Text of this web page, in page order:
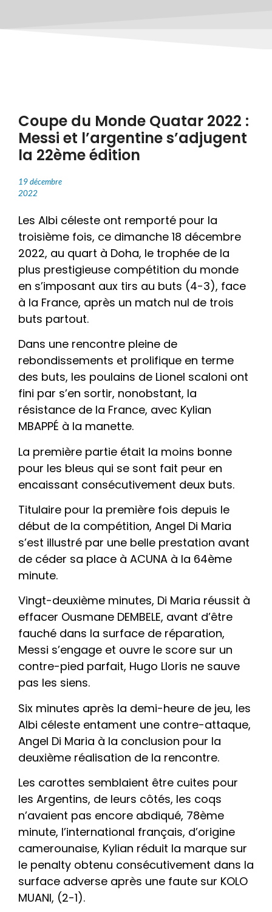
Coupe du Monde Quatar 2022 :
Messi et l’argentine s’adjugent
la 22ème édition
19 décembre
2022
Les Albi céleste ont remporté pour la
troisième fois, ce dimanche 18 décembre
2022, au quart à Doha, le trophée de la
plus prestigieuse compétition du monde
en s’imposant aux tirs au buts (4-3), face
à la France, après un match nul de trois
buts partout.
Dans une rencontre pleine de
rebondissements et prolifique en terme
des buts, les poulains de Lionel scaloni ont
fini par s’en sortir, nonobstant, la
résistance de la France, avec Kylian
MBAPPÉ à la manette.
La première partie était la moins bonne
pour les bleus qui se sont fait peur en
encaissant consécutivement deux buts.
Titulaire pour la première fois depuis le
début de la compétition, Angel Di Maria
s’est illustré par une belle prestation avant
de céder sa place à ACUNA à la 64ème
minute.
Vingt-deuxième minutes, Di Maria réussit à
effacer Ousmane DEMBELE, avant d’être
fauché dans la surface de réparation,
Messi s’engage et ouvre le score sur un
contre-pied parfait, Hugo Lloris ne sauve
pas les siens.
Six minutes après la demi-heure de jeu, les
Albi céleste entament une contre-attaque,
Angel Di Maria à la conclusion pour la
deuxième réalisation de la rencontre.
Les carottes semblaient être cuites pour
les Argentins, de leurs côtés, les coqs
n’avaient pas encore abdiqué, 78ème
minute, l’international français, d’origine
camerounaise, Kylian réduit la marque sur
le penalty obtenu consécutivement dans la
surface adverse après une faute sur KOLO
MUANI, (2-1).